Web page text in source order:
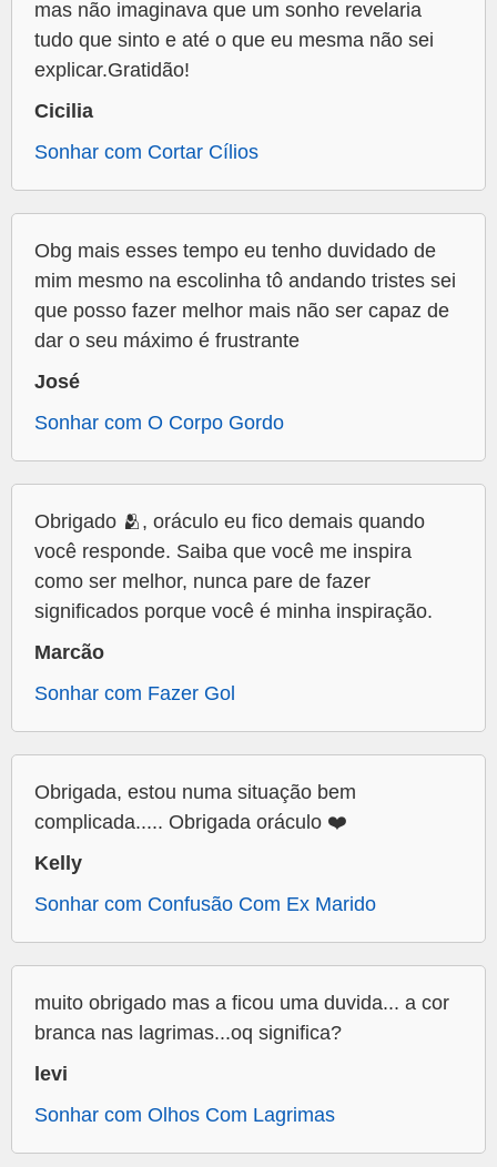
mas não imaginava que um sonho revelaria
tudo que sinto e até o que eu mesma não sei
explicar.Gratidão!
Cicilia
Sonhar com Cortar Cílios
Obg mais esses tempo eu tenho duvidado de
mim mesmo na escolinha tô andando tristes sei
que posso fazer melhor mais não ser capaz de
dar o seu máximo é frustrante
José
Sonhar com O Corpo Gordo
Obrigado 🫂, oráculo eu fico demais quando
você responde. Saiba que você me inspira
como ser melhor, nunca pare de fazer
significados porque você é minha inspiração.
Marcão
Sonhar com Fazer Gol
Obrigada, estou numa situação bem
complicada..... Obrigada oráculo ❤️
Kelly
Sonhar com Confusão Com Ex Marido
muito obrigado mas a ficou uma duvida... a cor
branca nas lagrimas...oq significa?
levi
Sonhar com Olhos Com Lagrimas